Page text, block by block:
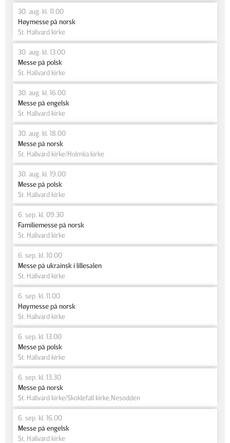
30. aug. kl. 11.00
Høymesse på norsk
St. Hallvard kirke
30. aug. kl. 13.00
Messe på polsk
St. Hallvard kirke
30. aug. kl. 16.00
Messe på engelsk
St. Hallvard kirke
30. aug. kl. 18.00
Messe på norsk
St. Hallvard kirke/Holmlia kirke
30. aug. kl. 19.00
Messe på polsk
St. Hallvard kirke
6. sep. kl. 09.30
Familiemesse på norsk
St. Hallvard kirke
6. sep. kl. 10.00
Messe på ukrainsk i lillesalen
St. Hallvard kirke
6. sep. kl. 11.00
Høymesse på norsk
St. Hallvard kirke
6. sep. kl. 13.00
Messe på polsk
St. Hallvard kirke
6. sep. kl. 13.30
Messe på norsk
St. Hallvard kirke/Skoklefall kirke,Nesodden
6. sep. kl. 16.00
Messe på engelsk
St. Hallvard kirke